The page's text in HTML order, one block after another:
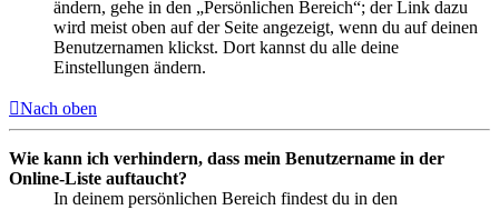
ändern, gehe in den „Persönlichen Bereich“; der Link dazu
wird meist oben auf der Seite angezeigt, wenn du auf deinen
Benutzernamen klickst. Dort kannst du alle deine
Einstellungen ändern.
Nach oben
Wie kann ich verhindern, dass mein Benutzername in der
Online-Liste auftaucht?
In deinem persönlichen Bereich findest du in den